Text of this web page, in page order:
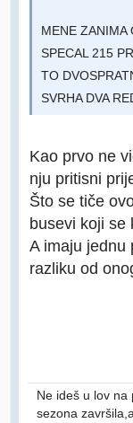
MENE ZANIMA
SPECAL 215
TO
SVRHA DVA
Kao prvo ne
nju pritisni
Što se tiče
busevi koji se
A imaju jednu
razliku od
Ne ideš u lov na
sezona